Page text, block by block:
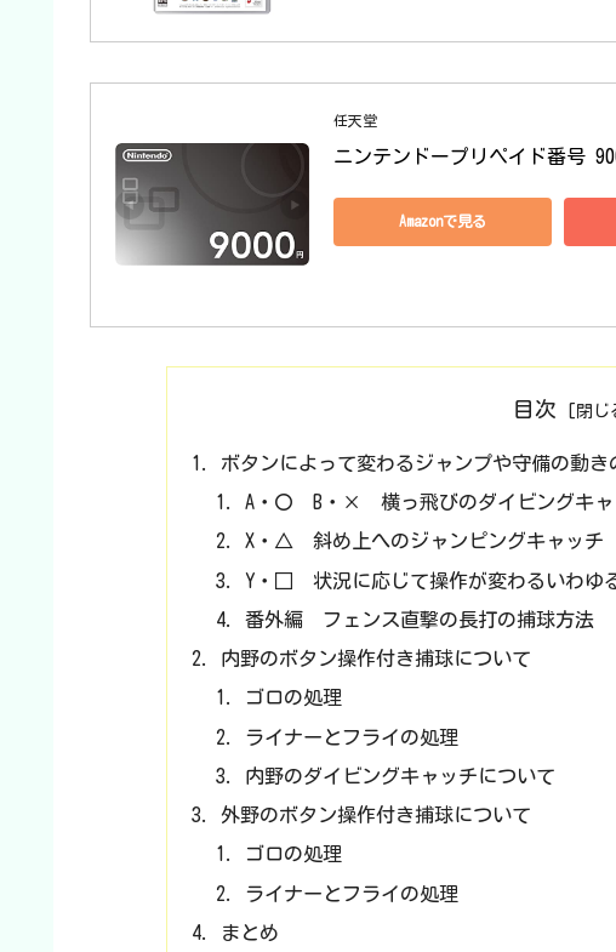
任天堂
ニンテンドープリペイド番号
Amazonで見る
目次
ボタンによって変わるジャンプや守備の動き
A・〇 B・× 横っ飛びのダイビングキ
X・△ 斜め上へのジャンピングキャッチ
Y・□ 状況に応じて操作が変わるいわゆ
番外編 フェンス直撃の長打の捕球方法
内野のボタン操作付き捕球について
ゴロの処理
ライナーとフライの処理
内野のダイビングキャッチについて
外野のボタン操作付き捕球について
ゴロの処理
ライナーとフライの処理
まとめ